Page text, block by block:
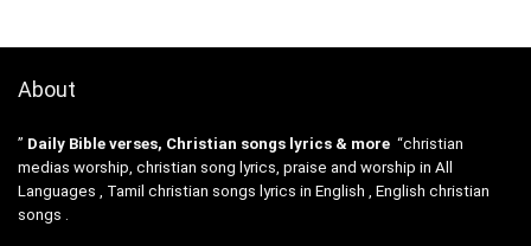
About
” Daily Bible verses, Christian songs lyrics & more “christian
medias worship, christian song lyrics, praise and worship in All
Languages , Tamil christian songs lyrics in English , English christian
songs .